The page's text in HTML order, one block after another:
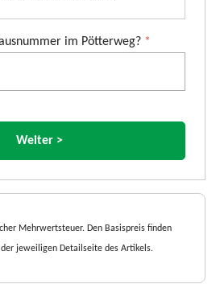
im Pötterweg? *
Mehrwertsteuer. Den Basispreis finden
jeweiligen Detailseite des Artikels.